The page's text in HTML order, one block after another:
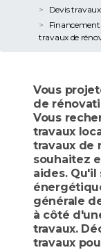
Devis travaux
Financement
travaux de
Vous
de
Vous
travaux
travaux de
souhaitez
aides.
générale
à côté
travaux.
travaux